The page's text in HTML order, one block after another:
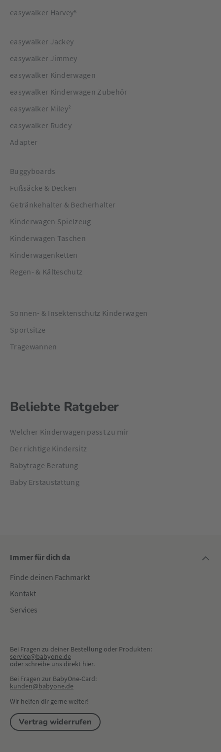
easywalker Harvey⁵
easywalker Jackey
easywalker Jimmey
easywalker Kinderwagen
easywalker Kinderwagen Zubehör
easywalker Miley²
easywalker Rudey
Adapter
Buggyboards
Fußsäcke & Decken
Getränkehalter & Becherhalter
Kinderwagen Spielzeug
Kinderwagen Taschen
Kinderwagenketten
Regen- & Kälteschutz
Sonnen- & Insektenschutz Kinderwagen
Sportsitze
Tragewannen
Beliebte Ratgeber
Welcher Kinderwagen passt zu mir
Der richtige Kindersitz
Babytrage Beratung
Baby Erstaustattung
Immer für dich da
Finde deinen Fachmarkt
Kontakt
Services
Bei Fragen zu deiner Bestellung oder Produkten:
service@babyone.de
oder schreibe uns direkt hier.
Bei Fragen zur BabyOne-Card:
kunden@babyone.de
Wir helfen dir gerne weiter!
Vertrag widerrufen